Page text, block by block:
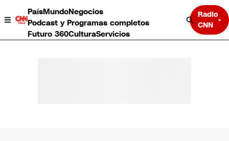
PaísMundoNegocios
Podcast y Programas completos
Futuro 360CulturaServicios
Radio
CNN